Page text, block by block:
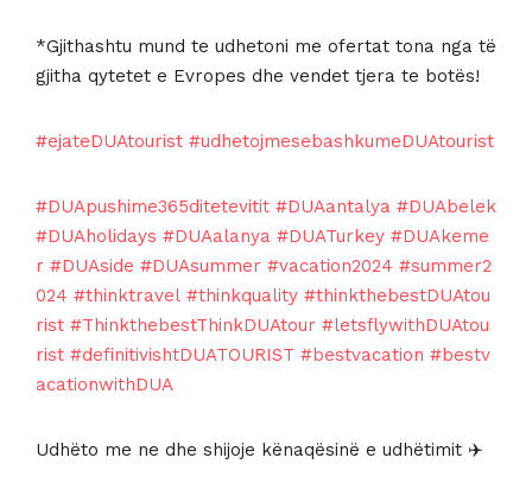
*Gjithashtu mund te udhetoni me ofertat tona nga të
gjitha qytetet e Evropes dhe vendet tjera te botës!
#ejateDUAtourist #udhetojmesebashkumeDUAtourist
#DUApushime365ditetevitit #DUAantalya #DUAbelek
#DUAholidays #DUAalanya #DUATurkey #DUAkeme
r #DUAside #DUAsummer #vacation2024 #summer2
024 #thinktravel #thinkquality #thinkthebestDUAtou
rist #ThinkthebestThinkDUAtour #letsflywithDUAtou
rist #definitivishtDUATOURIST #bestvacation #bestv
acationwithDUA
Udhëto me ne dhe shijoje kënaqësinë e udhëtimit ✈️